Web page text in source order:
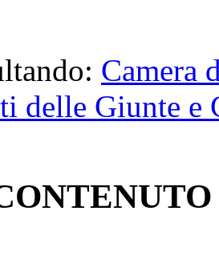
Camera
delle Giunte e